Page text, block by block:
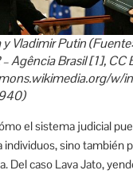
y Vladimir Putin
Agência Brasil [1], CC
w/
el sistema judicial
individuos, sino también
Del caso Lava Jato,